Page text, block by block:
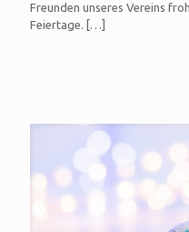
Freunden unseres Vereins
Feiertage. […]